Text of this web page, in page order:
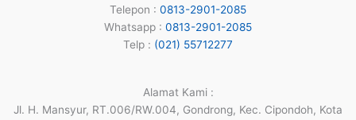
Telepon : 0813-2901-2085
Whatsapp : 0813-2901-2085
Telp : (021) 55712277
Alamat Kami :
Jl. H. Mansyur, RT.006/RW.004, Gondrong, Kec. Cipondoh, Kota